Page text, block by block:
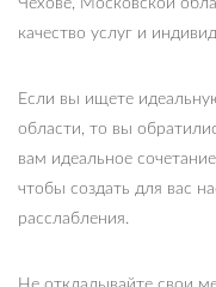
Чехове, Московской
качество услуг и
Если вы ищете
области, то вы
вам идеальное
чтобы создать для вас
расслабления.